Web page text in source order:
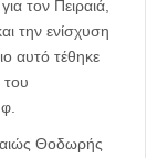
τον Πειραιά,
την ενίσχυση
αυτό τέθηκε
του
Θοδωρής